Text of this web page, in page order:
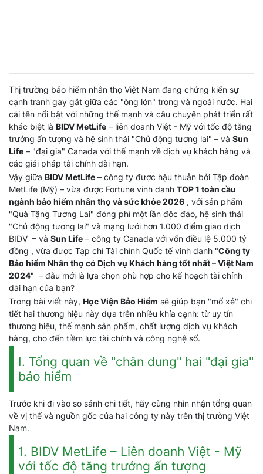
Thị trường bảo hiểm nhân thọ Việt Nam đang chứng kiến sự
cạnh tranh gay gắt giữa các "ông lớn" trong và ngoài nước. Hai
cái tên nổi bật với những thế mạnh và câu chuyện phát triển rất
khác biệt là BIDV MetLife – liên doanh Việt - Mỹ với tốc độ tăng
trưởng ấn tượng và hệ sinh thái "Chủ động tương lai" – và Sun
Life – "đại gia" Canada với thế mạnh về dịch vụ khách hàng và
các giải pháp tài chính dài hạn.
Vậy giữa BIDV MetLife – công ty được hậu thuẫn bởi Tập đoàn
MetLife (Mỹ) – vừa được Fortune vinh danh TOP 1 toàn cầu
ngành bảo hiểm nhân thọ và sức khỏe 2026 , với sản phẩm
"Quà Tặng Tương Lai" đóng phí một lần độc đáo, hệ sinh thái
"Chủ động tương lai" và mạng lưới hơn 1.000 điểm giao dịch
BIDV – và Sun Life – công ty Canada với vốn điều lệ 5.000 tỷ
đồng , vừa được Tạp chí Tài chính Quốc tế vinh danh "Công ty
Bảo hiểm Nhân thọ có Dịch vụ Khách hàng tốt nhất – Việt Nam
2024" – đâu mới là lựa chọn phù hợp cho kế hoạch tài chính
dài hạn của bạn?
Trong bài viết này, Học Viện Bảo Hiểm sẽ giúp bạn "mổ xẻ" chi
tiết hai thương hiệu này dựa trên nhiều khía cạnh: từ uy tín
thương hiệu, thế mạnh sản phẩm, chất lượng dịch vụ khách
hàng, cho đến tiềm lực tài chính và công nghệ số.
I. Tổng quan về "chân dung" hai "đại gia"
bảo hiểm
Trước khi đi vào so sánh chi tiết, hãy cùng nhìn nhận tổng quan
về vị thế và nguồn gốc của hai công ty này trên thị trường Việt
Nam.
1. BIDV MetLife – Liên doanh Việt - Mỹ
với tốc độ tăng trưởng ấn tượng